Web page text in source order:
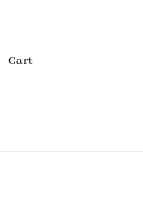
Cart